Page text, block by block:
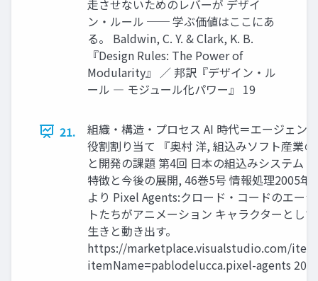
走させないためのレバーが デザイ
ン・ルール ── 学ぶ価値はここにあ
る。 Baldwin, C. Y. & Clark, K. B.
『Design Rules: The Power of
Modularity』 ／ 邦訳『デザイン・ル
ール ― モジュール化パワー』 19
21.
組織・構造・プロセス AI 時代＝エージェン
役割割り当て 『奥村 洋, 組込みソフト産業
と開発の課題 第4回 日本の組込みシステム
特徴と今後の展開, 46巻5号 情報処理2005年
より Pixel Agents:クロード・コードのエー
トたちがアニメーション キャラクターとし
生きと動き出す。
https://marketplace.visualstudio.com/
itemName=pablodelucca.pixel-agents 20